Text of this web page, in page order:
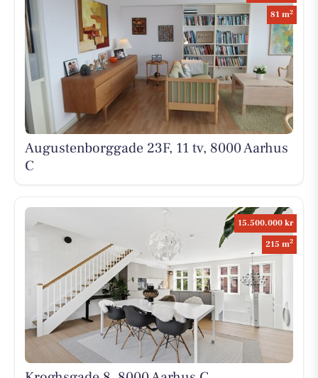
81 m2
Augustenborggade 23F, 11 tv, 8000 Aarhus
C
15.500.000 kr
215 m2